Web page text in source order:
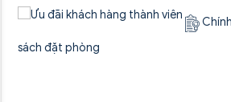
Chính
sách đặt phòng